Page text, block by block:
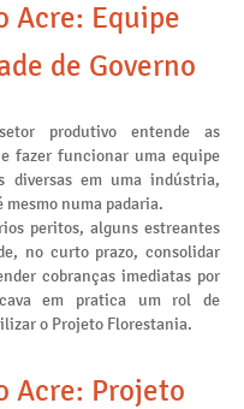
Acre: Equipe
de Governo
produtivo entende as
fazer funcionar uma equipe
diversas em uma indústria,
numa padaria.
peritos, alguns estreantes
no curto prazo, consolidar
cobranças imediatas por
em pratica um rol de
o Projeto Florestania.
Acre: Projeto